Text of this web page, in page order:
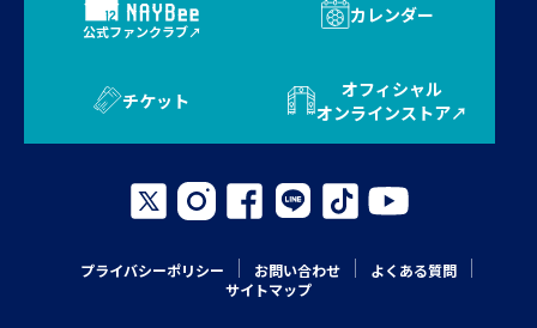
公式ファンクラブ
カレンダー
チケット
オフィシャル
オンラインストア
プライバシーポリシー お問い合わせ
よくある質問
サイトマップ